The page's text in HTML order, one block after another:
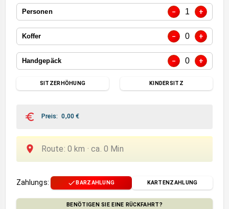
Personen − 1 +
Koffer − 0 +
Handgepäck − 0 +
SITZERHÖHUNG KINDERSITZ
Preis: 0,00€
Route: 0 km ·ca. 0 Min
Zahlungs: BARZAHLUNG KARTENZAHLUNG
BENÖTIGEN SIE EINE RÜCKFAHRT?